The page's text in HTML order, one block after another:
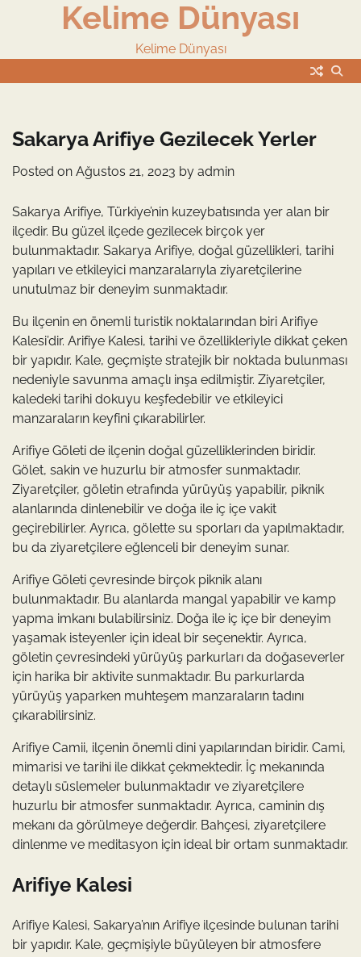
Kelime Dünyası
Kelime Dünyası
Sakarya Arifiye Gezilecek Yerler
Posted on Ağustos 21, 2023 by admin
Sakarya Arifiye, Türkiye’nin kuzeybatısında yer alan bir
ilçedir. Bu güzel ilçede gezilecek birçok yer
bulunmaktadır. Sakarya Arifiye, doğal güzellikleri, tarihi
yapıları ve etkileyici manzaralarıyla ziyaretçilerine
unutulmaz bir deneyim sunmaktadır.
Bu ilçenin en önemli turistik noktalarından biri Arifiye
Kalesi’dir. Arifiye Kalesi, tarihi ve özellikleriyle dikkat çeken
bir yapıdır. Kale, geçmişte stratejik bir noktada bulunması
nedeniyle savunma amaçlı inşa edilmiştir. Ziyaretçiler,
kaledeki tarihi dokuyu keşfedebilir ve etkileyici
manzaraların keyfini çıkarabilirler.
Arifiye Göleti de ilçenin doğal güzelliklerinden biridir.
Gölet, sakin ve huzurlu bir atmosfer sunmaktadır.
Ziyaretçiler, göletin etrafında yürüyüş yapabilir, piknik
alanlarında dinlenebilir ve doğa ile iç içe vakit
geçirebilirler. Ayrıca, gölette su sporları da yapılmaktadır,
bu da ziyaretçilere eğlenceli bir deneyim sunar.
Arifiye Göleti çevresinde birçok piknik alanı
bulunmaktadır. Bu alanlarda mangal yapabilir ve kamp
yapma imkanı bulabilirsiniz. Doğa ile iç içe bir deneyim
yaşamak isteyenler için ideal bir seçenektir. Ayrıca,
göletin çevresindeki yürüyüş parkurları da doğaseverler
için harika bir aktivite sunmaktadır. Bu parkurlarda
yürüyüş yaparken muhteşem manzaraların tadını
çıkarabilirsiniz.
Arifiye Camii, ilçenin önemli dini yapılarından biridir. Cami,
mimarisi ve tarihi ile dikkat çekmektedir. İç mekanında
detaylı süslemeler bulunmaktadır ve ziyaretçilere
huzurlu bir atmosfer sunmaktadır. Ayrıca, caminin dış
mekanı da görülmeye değerdir. Bahçesi, ziyaretçilere
dinlenme ve meditasyon için ideal bir ortam sunmaktadır.
Arifiye Kalesi
Arifiye Kalesi, Sakarya’nın Arifiye ilçesinde bulunan tarihi
bir yapıdır. Kale, geçmişiyle büyüleyen bir atmosfere